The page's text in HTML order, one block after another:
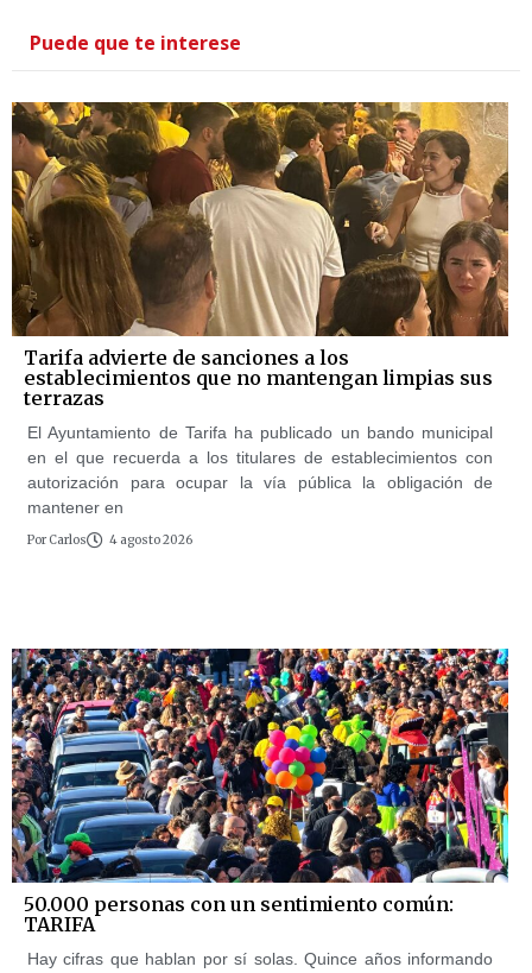
Puede que te interese
Tarifa advierte de sanciones a los
establecimientos que no mantengan limpias sus
terrazas
El Ayuntamiento de Tarifa ha publicado un bando municipal
en el que recuerda a los titulares de establecimientos con
autorización para ocupar la vía pública la obligación de
mantener en
Por Carlos 4 agosto 2026
50.000 personas con un sentimiento común:
TARIFA
Hay cifras que hablan por sí solas. Quince años informando